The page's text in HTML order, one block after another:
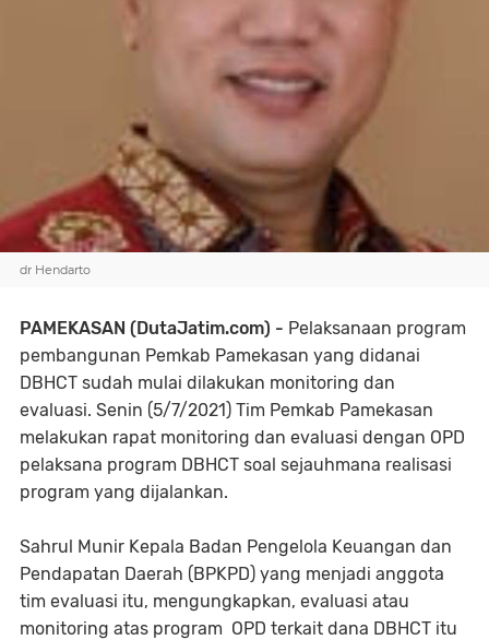
dr Hendarto
PAMEKASAN (DutaJatim.com) - Pelaksanaan program
pembangunan Pemkab Pamekasan yang didanai
DBHCT sudah mulai dilakukan monitoring dan
evaluasi. Senin (5/7/2021) Tim Pemkab Pamekasan
melakukan rapat monitoring dan evaluasi dengan OPD
pelaksana program DBHCT soal sejauhmana realisasi
program yang dijalankan.
Sahrul Munir Kepala Badan Pengelola Keuangan dan
Pendapatan Daerah (BPKPD) yang menjadi anggota
tim evaluasi itu, mengungkapkan, evaluasi atau
monitoring atas program OPD terkait dana DBHCT itu